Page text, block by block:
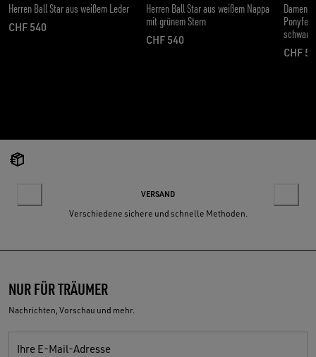
Herren Ball Star aus weißem Leder
CHF 540
aktueller Preis CHF 540
Herren Ball Star aus weißem Nappa
mit grünem Stern
CHF 540
aktueller Preis CHF 540
Damen
Ponyfell
CHF
VERSAND
Verschiedene sichere und schnelle Methoden.
NUR FÜR TRÄUMER
Nachrichten, Vorschau und mehr.
Ihre E-Mail-Adresse